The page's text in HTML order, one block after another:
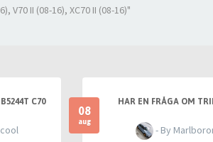
V70 II (08-16), XC70 II (08-16)"
C70
08
aug
HAR EN FRÅGA OM
- By